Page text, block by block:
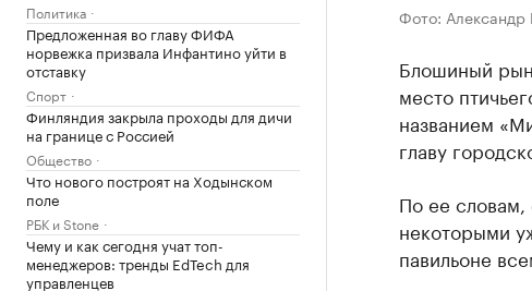
Политика
Предложенная во главу ФИФА
норвежка призвала Инфантино уйти в
отставку
Спорт
Финляндия закрыла проходы для дичи
на границе с Россией
Общество
Что нового построят на Ходынском
поле
РБК и Stone
Чему и как сегодня учат топ-
менеджеров: тренды EdTech для
управленцев
Фото: Александр
Блошиный
место
названием
главу
По ее словам,
некоторыми
павильоне